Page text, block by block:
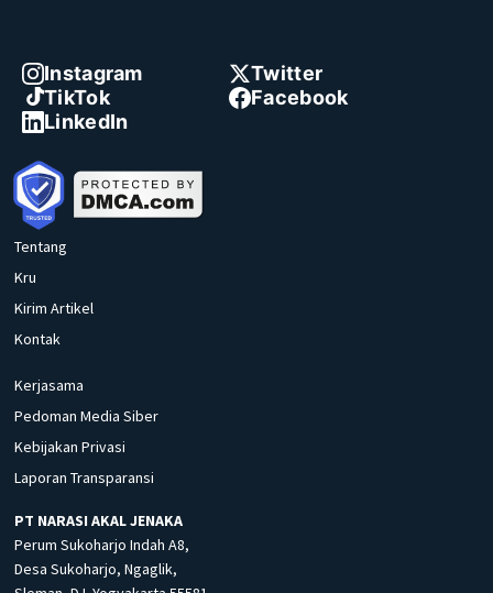
Instagram
Twitter
TikTok
Facebook
LinkedIn
Tentang
Kru
Kirim Artikel
Kontak
Kerjasama
Pedoman Media Siber
Kebijakan Privasi
Laporan Transparansi
PT NARASI AKAL JENAKA
Perum Sukoharjo Indah A8,
Desa Sukoharjo, Ngaglik,